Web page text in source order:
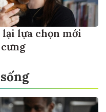
lại lựa chọn mới